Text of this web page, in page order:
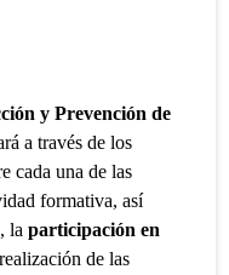
y Prevención de
a través de los
cada una de las
formativa, así
, laparticipación en
de las